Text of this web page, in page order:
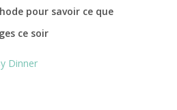
pour savoir ce que
ce soir